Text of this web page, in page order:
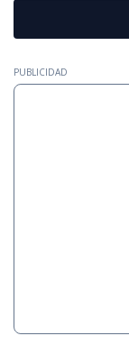
PUBLICIDAD